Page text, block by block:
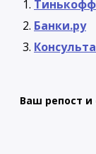
Банки.ру
Ваш репост и